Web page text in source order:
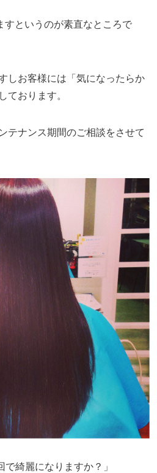
すというのが素直なところで
しお客様には「気になったらか
ております。
テナンス期間のご相談をさせて
綺麗になりますか？」